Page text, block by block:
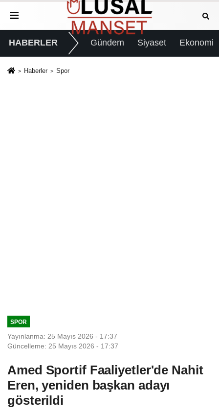
HABERLER Gündem Siyaset Ekonomi
Haberler Spor
SPOR
Yayınlanma: 25 Mayıs 2026 - 17:37
Güncelleme: 25 Mayıs 2026 - 17:37
Amed Sportif Faaliyetler'de Nahit
Eren, yeniden başkan adayı
gösterildi